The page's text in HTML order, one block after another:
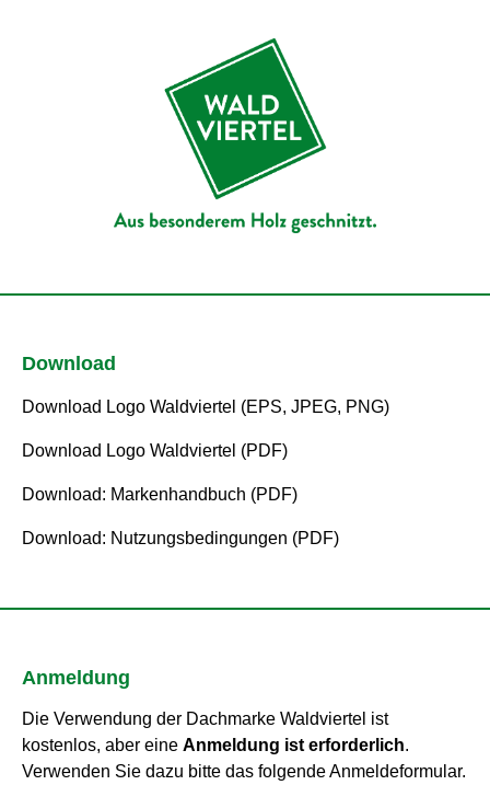
Download
Download Logo Waldviertel (EPS, JPEG, PNG)
Download Logo Waldviertel (PDF)
Download: Markenhandbuch (PDF)
Download: Nutzungsbedingungen (PDF)
Anmeldung
Die Verwendung der Dachmarke Waldviertel ist
kostenlos, aber eine Anmeldung ist erforderlich.
Verwenden Sie dazu bitte das folgende Anmeldeformular.